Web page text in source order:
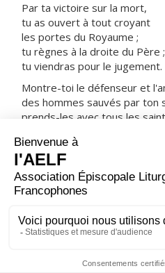
Par ta victoire sur la mort,
tu as ouvert à tout croyant
les portes du Royaume ;
tu règnes à la droite du Père ;
tu viendras pour le jugement.
Montre-toi le défenseur et
des hommes sauvés par ton
prends-les avec tous les
ORAISON
Dieu puissant de qui vient
nos cœurs l'amour de ton
nous avec sollicitude, pour
grandir.